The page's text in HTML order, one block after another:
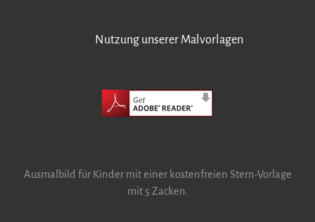
Nutzung unserer Malvorlagen
Ausmalbild für Kinder mit einer kostenfreien Stern-Vorlage
mit 5 Zacken.